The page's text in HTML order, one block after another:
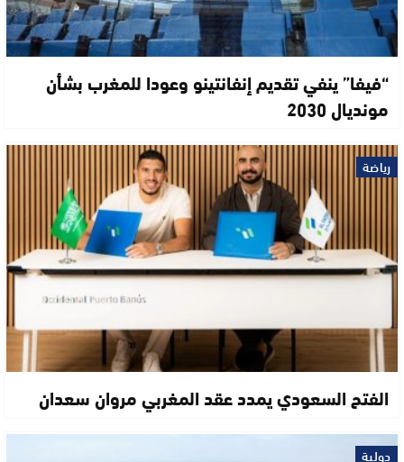
“فيفا” ينفي تقديم إنفانتينو وعودا للمغرب بشأن
مونديال 2030
رياضة
الفتح السعودي يمدد عقد المغربي مروان سعدان
دولية